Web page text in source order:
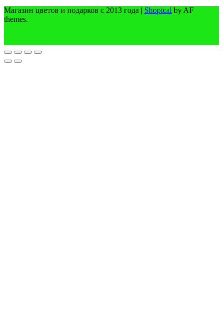
Магазин цветов и подарков с 2013 года | Shopical by AF
themes.